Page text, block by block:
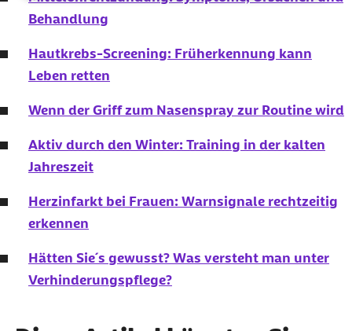
Behandlung
Hautkrebs-Screening: Früherkennung kann
Leben retten
Wenn der Griff zum Nasenspray zur Routine wird
Aktiv durch den Winter: Training in der kalten
Jahreszeit
Herzinfarkt bei Frauen: Warnsignale rechtzeitig
erkennen
Hätten Sie´s gewusst? Was versteht man unter
Verhinderungspflege?